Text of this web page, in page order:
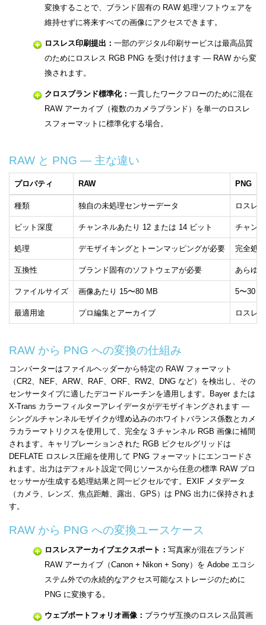
変換することで、ブランド固有の RAW 処理ソフトウェアを
維持せずに将来すべての画像にアクセスできます。
ロスレス印刷提出： 一部のデジタル印刷サービスは最高品質
のためにロスレス RGB PNG を受け付けます — RAW から変
換されます。
クロスブランド標準化： 一貫したワークフローのために混在
RAW アーカイブ（複数のカメラブランド）を単一のロスレ
スフォーマットに標準化する場合。
RAW と PNG — 主な違い
プロパティ RAW PNG
種類 独自の未処理センサーデータ ロスレ
ビット深度 チャンネルあたり 12 または 14 ビット チャン
処理 デモザイキングとトーンマッピングが必要 完全処
互換性 ブランド固有のソフトウェアが必要 あらゆ
ファイルサイズ 画像あたり 15〜80 MB 5〜30
最適用途 プロ編集とアーカイブ ロスレ
RAW から PNG への変換の仕組み
コンバーターはファイルヘッダーから特定の RAW フォーマット
（CR2、NEF、ARW、RAF、ORF、RW2、DNG など）を検出し、その
センサータイプに適したデコードルーチンを適用します。Bayer または
X-Trans カラーフィルターアレイデータがデモザイキングされます —
シングルチャンネルモザイクが埋め込みのホワイトバランス係数とカメ
ラカラーマトリクスを使用して、完全な 3 チャンネル RGB 画像に補間
されます。キャリブレーションされた RGB ピクセルグリッドは
DEFLATE ロスレス圧縮を使用して PNG フォーマットにエンコードさ
れます。出力はデフォルト設定で同じソースから任意の標準 RAW プロ
セッサーが生成する処理結果と同一ピクセルです。EXIF メタデータ
（カメラ、レンズ、焦点距離、露出、GPS）は PNG 出力に保持されま
す。
RAW から PNG への変換ユースケース
ロスレスアーカイブエクスポート： 写真家が混在ブランド
RAW アーカイブ（Canon + Nikon + Sony）を Adobe エコシ
ステム外での永続的なアクセス可能なストレージのために
PNG に変換する。
ウェブポートフォリオ画像： ブラウザ互換のロスレス品質画